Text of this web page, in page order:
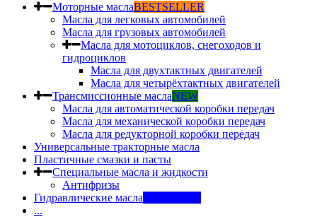
Моторные маслаBESTSELLER
Масла для легковых автомобилей
Масла для грузовых автомобилей
Масла для мотоциклов, снегоходов и
гидроциклов
Масла для двухтактных двигателей
Масла для четырёхтактных двигателей
Трансмиссионные маслаNEW
Масла для автоматической коробки передач
Масла для механической коробки передач
Масла для редукторной коробки передач
Универсальные тракторные масла
Пластичные смазки и пасты
Специальные масла и жидкости
Антифризы
Гидравлические масла
...